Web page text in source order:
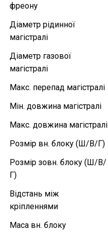
фреону
Діаметр рідинної
магістралі
Діаметр газової
магістралі
Макс. перепад магістралі
Мін. довжина магістралі
Макс. довжина магістралі
Розмір вн. блоку (Ш/В/Г)
Розмір зовн. блоку (Ш/В/
Г)
Відстань між
кріпленнями
Маса вн. блоку